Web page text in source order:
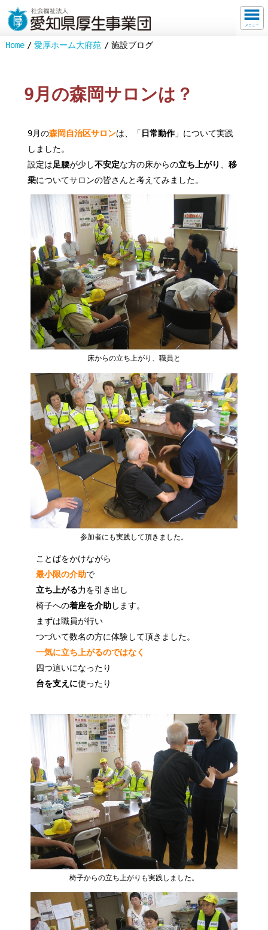
メニュー
Home 愛厚ホーム大府苑 施設ブログ
9月の森岡サロンは？
9月の森岡自治区サロンは、「日常動作」について実践
しました。
設定は足腰が少し不安定な方の床からの立ち上がり 、移
乗についてサロンの皆さんと考えてみました。
床からの立ち上がり、職員と
参加者にも実践して頂きました。
ことばをかけながら
最小限の介助で
立ち上がる力を引き出し
椅子への着座を介助します。
まずは職員が行い
つづいて数名の方に体験して頂きました。
一気に立ち上がるのではなく
四つ這いになったり
台を支えに使ったり
椅子からの立ち上がりも実践しました。